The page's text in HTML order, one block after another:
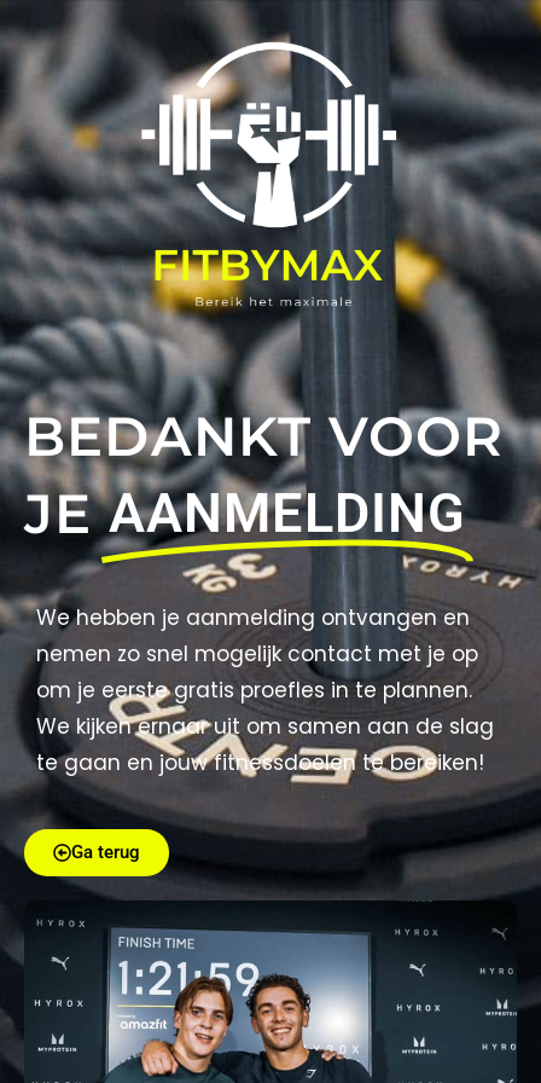
BEDANKT VOOR
JEAANMELDING
We hebben je aanmelding ontvangen en
nemen zo snel mogelijk contact met je op
om je eerste gratis proefles in te plannen.
We kijken ernaar uit om samen aan de slag
te gaan en jouw fitnessdoelen te bereiken!
Ga terug